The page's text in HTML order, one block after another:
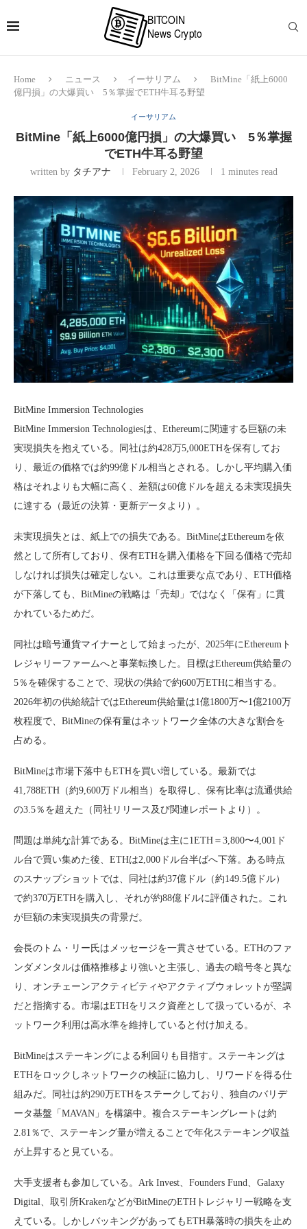
Home ニュース イーサリアム
BitMine「紙上6000
億円損」の大爆買い 5％掌握でETH牛耳る野望
イーサリアム
BitMine「紙上6000億円損」の大爆買い 5％掌握
でETH牛耳る野望
written by タチアナ February 2, 2026 1 minutes read
BitMine Immersion Technologies
BitMine Immersion Technologiesは、Ethereumに関連する巨額の未
実現損失を抱えている。同社は約428万5,000ETHを保有してお
り、最近の価格では約99億ドル相当とされる。しかし平均購入価
格はそれよりも大幅に高く、差額は60億ドルを超える未実現損失
に達する（最近の決算・更新データより）。
未実現損失とは、紙上での損失である。BitMineはEthereumを依
然として所有しており、保有ETHを購入価格を下回る価格で売却
しなければ損失は確定しない。これは重要な点であり、ETH価格
が下落しても、BitMineの戦略は「売却」ではなく「保有」に貫
かれているためだ。
同社は暗号通貨マイナーとして始まったが、2025年にEthereumト
レジャリーファームへと事業転換した。目標はEthereum供給量の
5％を確保することで、現状の供給で約600万ETHに相当する。
2026年初の供給統計ではEthereum供給量は1億1800万〜1億2100万
枚程度で、BitMineの保有量はネットワーク全体の大きな割合を
占める。
BitMineは市場下落中もETHを買い増している。最新では
41,788ETH（約9,600万ドル相当）を取得し、保有比率は流通供給
の3.5％を超えた（同社リリース及び関連レポートより）。
問題は単純な計算である。BitMineは主に1ETH＝3,800〜4,001ド
ル台で買い集めた後、ETHは2,000ドル台半ばへ下落。ある時点
のスナップショットでは、同社は約37億ドル（約149.5億ドル）
で約370万ETHを購入し、それが約88億ドルに評価された。これ
が巨額の未実現損失の背景だ。
会長のトム・リー氏はメッセージを一貫させている。ETHのファ
ンダメンタルは価格推移より強いと主張し、過去の暗号冬と異な
り、オンチェーンアクティビティやアクティブウォレットが堅調
だと指摘する。市場はETHをリスク資産として扱っているが、ネ
ットワーク利用は高水準を維持していると付け加える。
BitMineはステーキングによる利回りも目指す。ステーキングは
ETHをロックしネットワークの検証に協力し、リワードを得る仕
組みだ。同社は約290万ETHをステークしており、独自のバリデ
ータ基盤「MAVAN」を構築中。複合ステーキングレートは約
2.81％で、ステーキング量が増えることで年化ステーキング収益
が上昇すると見ている。
大手支援者も参加している。Ark Invest、Founders Fund、Galaxy
Digital、取引所KrakenなどがBitMineのETHトレジャリー戦略を支
えている。しかしバッキングがあってもETH暴落時の損失を止め